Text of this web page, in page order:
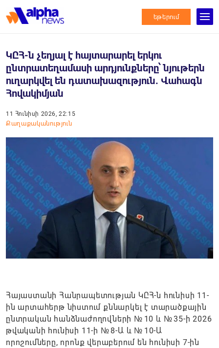
եթերում
ԿԸՀ-ն չեղյալ է հայտարարել երկու
ընտրատեղամասի արդյունքները՝ նյութերն
ուղարկվել են դատախազություն. Վահագն
Հովակիմյան
11 Հունիսի 2026, 22:15
Քաղաքականություն
Հայաստանի Հանրապետության ԿԸՀ-ն հունիսի 11-
ին արտահերթ նիստում քննարկել է տարածքային
ընտրական հանձնաժողովների № 10 և № 35-ի 2026
թվականի հունիսի 11-ի № 8-Ա և № 10-Ա
որոշումները, որոնք վերաբերում են հունիսի 7-ին